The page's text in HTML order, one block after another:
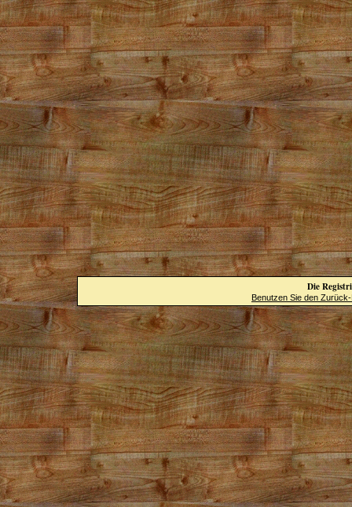
Die
Benutzen Sie den